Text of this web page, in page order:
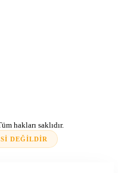
hakları saklıdır.
DEĞILDIR